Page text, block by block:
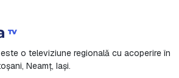
o televiziune regională cu acoperire în
Neamț, Iași.